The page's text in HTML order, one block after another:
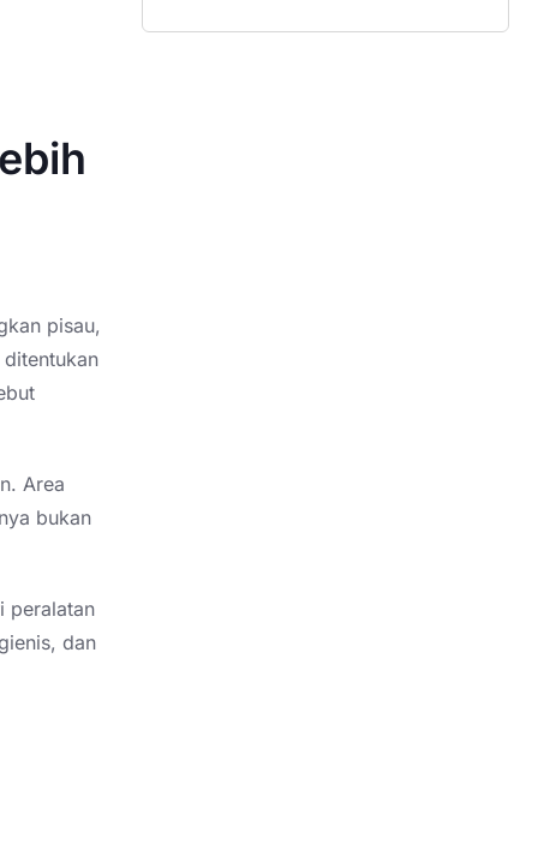
pisau,
Area
bukan
peralatan
dan